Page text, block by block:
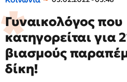
Γυναικολόγος που
κατηγορείται για
βιασμούς
δίκη!